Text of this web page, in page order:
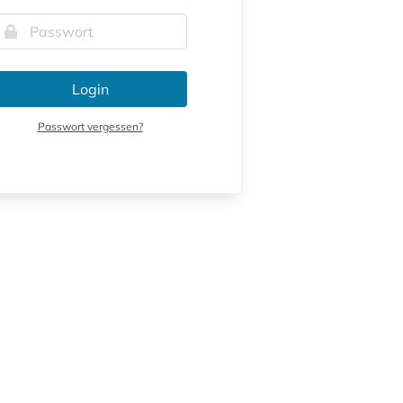
Login
Passwort vergessen?